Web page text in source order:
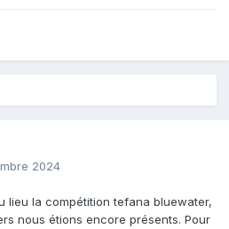
2024
lieu la compétition tefana bluewater,
nous étions encore présents. Pour